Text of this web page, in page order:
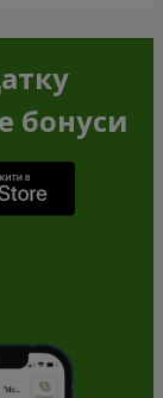
бонуси